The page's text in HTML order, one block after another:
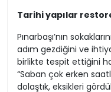
Tarihi yapılar
Pınarbaşı’nın
adım gezdiğini ve
birlikte tespit ettiğini
“Saban çok erken
dolaştık, eksikleri